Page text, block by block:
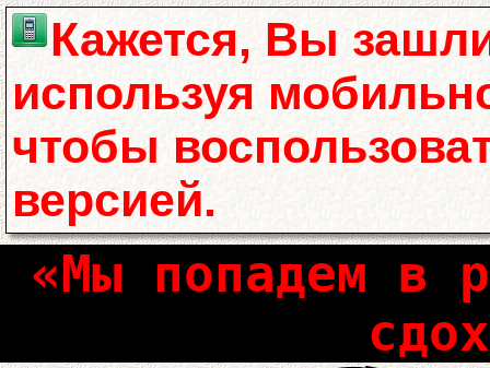
Кажется, Вы
используя
чтобы
версией.
«Мы попадем в